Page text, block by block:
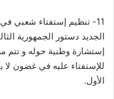
الجديد دستور الجمهورية
إستشارة وطنية حوله و تتم
للإستفتاء عليه في غضون لا
الأول.